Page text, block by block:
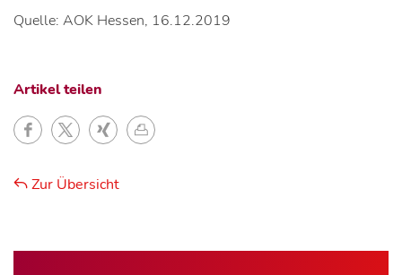
Quelle: AOK Hessen, 16.12.2019
Artikel teilen
Zur Übersicht